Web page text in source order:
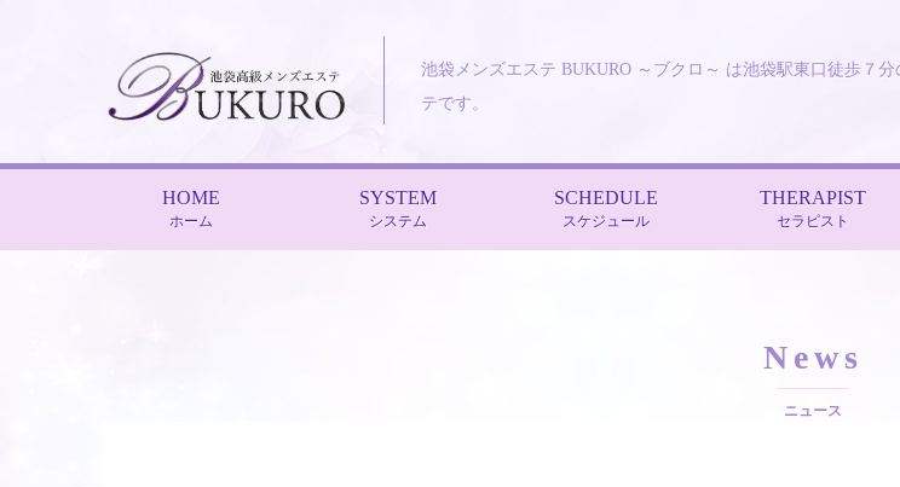
池袋メンズエステ BUKURO ～ブクロ～ は池袋駅東口徒歩７
テです。
HOME
ホーム
SYSTEM
システム
SCHEDULE
スケジュール
THERAPIST
セラピスト
News
ニュース